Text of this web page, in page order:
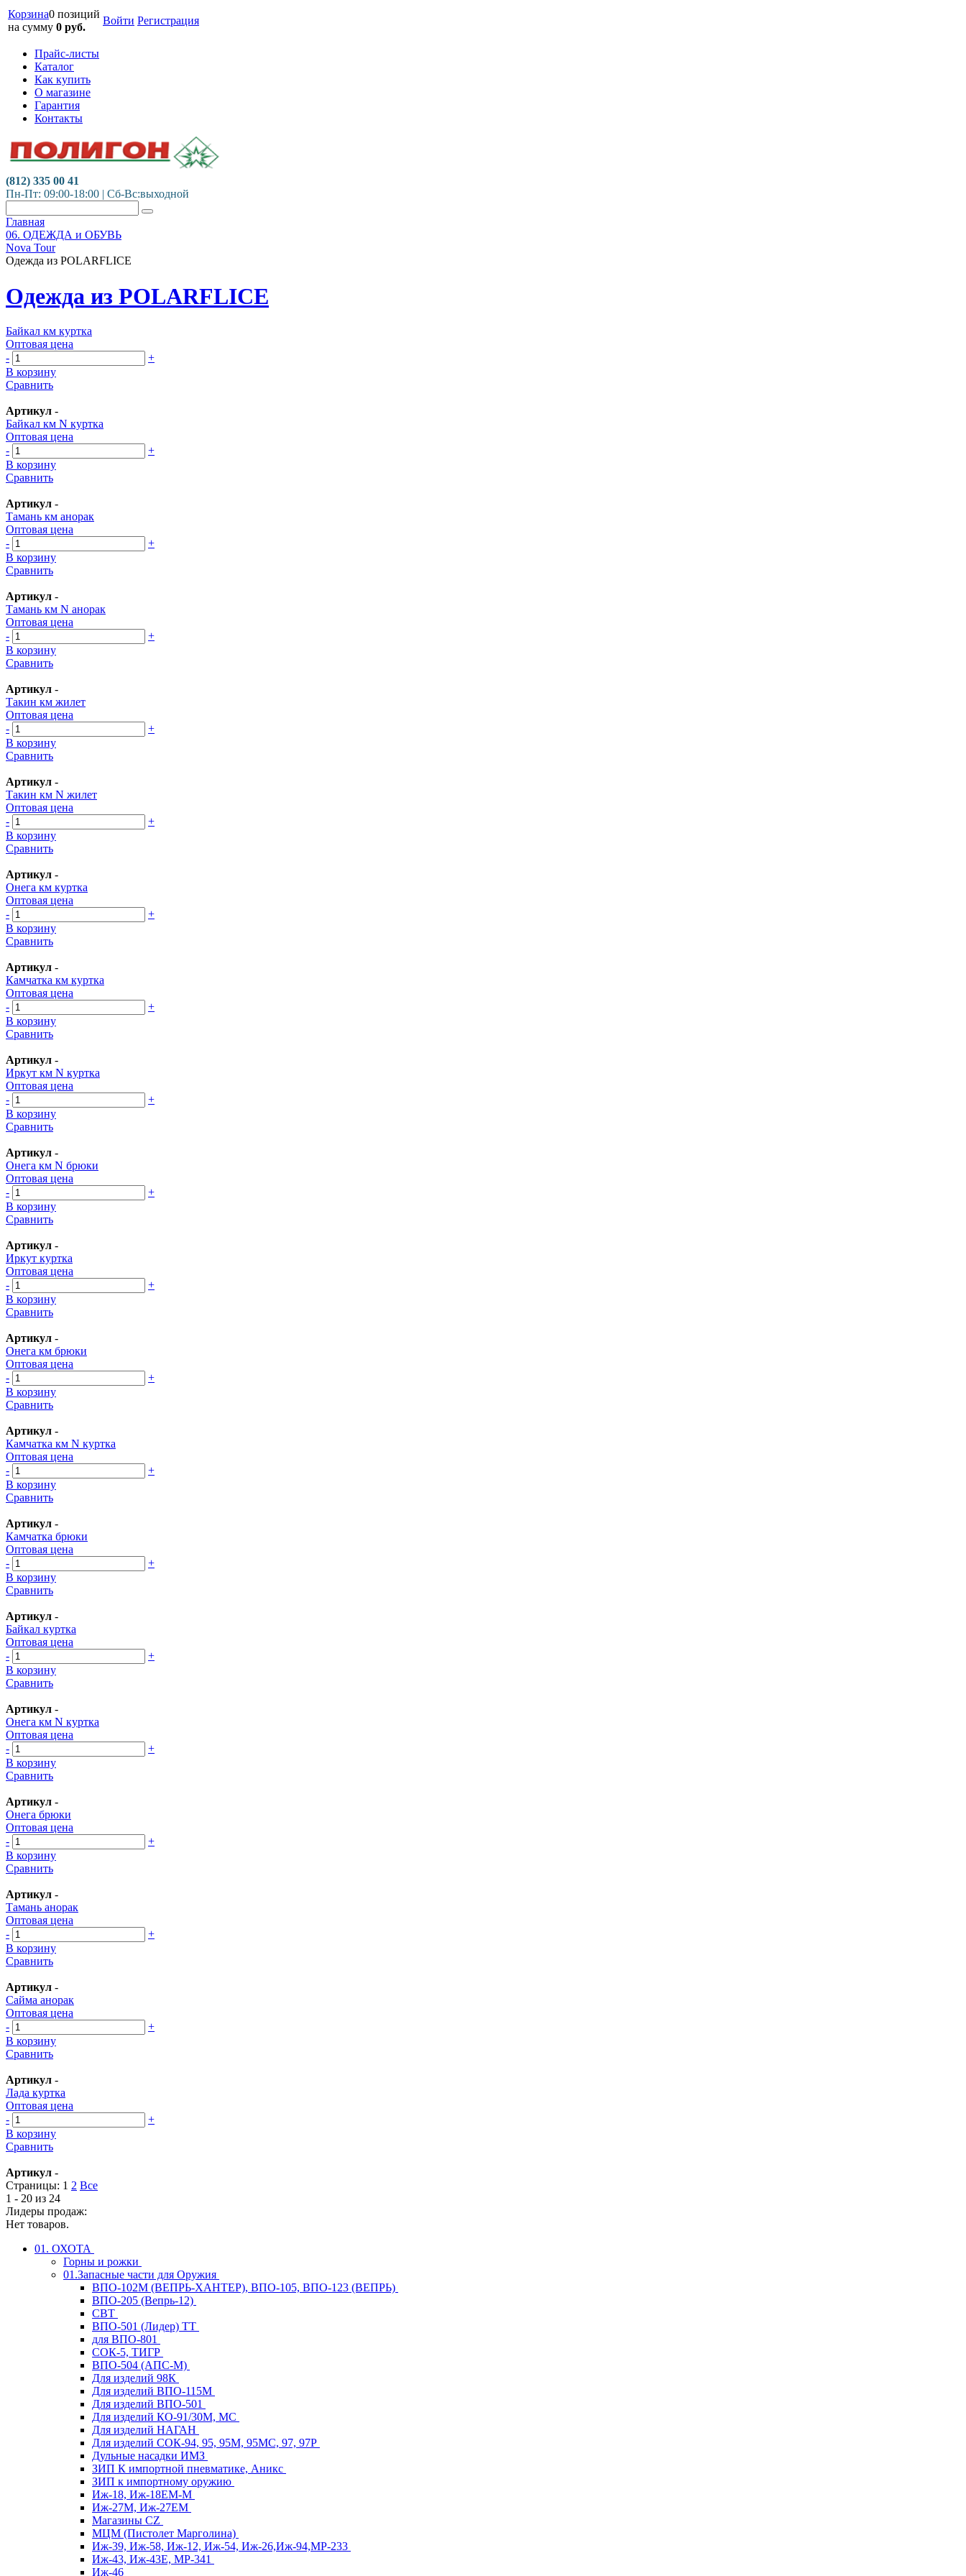
Корзина0 позиций
на сумму 0 руб.
Войти Регистрация
Прайс-листы
Каталог
Как купить
О магазине
Гарантия
Контакты
(812) 335 00 41
Пн-Пт: 09:00-18:00 | Сб-Вс:выходной
Главная
06. ОДЕЖДА и ОБУВЬ
Nova Tour
Одежда из POLARFLICE
Одежда из POLARFLICE
Байкал км куртка
Оптовая цена
-
+
В корзину
Сравнить
Артикул -
Байкал км N куртка
Оптовая цена
-
+
В корзину
Сравнить
Артикул -
Тамань км анорак
Оптовая цена
-
+
В корзину
Сравнить
Артикул -
Тамань км N анорак
Оптовая цена
-
+
В корзину
Сравнить
Артикул -
Такин км жилет
Оптовая цена
-
+
В корзину
Сравнить
Артикул -
Такин км N жилет
Оптовая цена
-
+
В корзину
Сравнить
Артикул -
Онега км куртка
Оптовая цена
-
+
В корзину
Сравнить
Артикул -
Камчатка км куртка
Оптовая цена
-
+
В корзину
Сравнить
Артикул -
Иркут км N куртка
Оптовая цена
-
+
В корзину
Сравнить
Артикул -
Онега км N брюки
Оптовая цена
-
+
В корзину
Сравнить
Артикул -
Иркут куртка
Оптовая цена
-
+
В корзину
Сравнить
Артикул -
Онега км брюки
Оптовая цена
-
+
В корзину
Сравнить
Артикул -
Камчатка км N куртка
Оптовая цена
-
+
В корзину
Сравнить
Артикул -
Камчатка брюки
Оптовая цена
-
+
В корзину
Сравнить
Артикул -
Байкал куртка
Оптовая цена
-
+
В корзину
Сравнить
Артикул -
Онега км N куртка
Оптовая цена
-
+
В корзину
Сравнить
Артикул -
Онега брюки
Оптовая цена
-
+
В корзину
Сравнить
Артикул -
Тамань анорак
Оптовая цена
-
+
В корзину
Сравнить
Артикул -
Сайма анорак
Оптовая цена
-
+
В корзину
Сравнить
Артикул -
Лада куртка
Оптовая цена
-
+
В корзину
Сравнить
Артикул -
Страницы: 1 2 Все
1 - 20 из 24
Лидеры продаж:
Нет товаров.
01. ОХОТА
Горны и рожки
01.Запасные части для Оружия
ВПО-102М (ВЕПРЬ-ХАНТЕР), ВПО-105, ВПО-123 (ВЕПРЬ)
ВПО-205 (Вепрь-12)
СВТ
ВПО-501 (Лидер) ТТ
для ВПО-801
СОК-5, ТИГР
ВПО-504 (АПС-М)
Для изделий 98К
Для изделий ВПО-115М
Для изделий ВПО-501
Для изделий КО-91/30М, МС
Для изделий НАГАН
Для изделий СОК-94, 95, 95М, 95МС, 97, 97Р
Дульные насадки ИМЗ
ЗИП К импортной пневматике, Аникс
ЗИП к импортному оружию
Иж-18, Иж-18ЕМ-М
Иж-27М, Иж-27ЕМ
Магазины CZ
МЦМ (Пистолет Марголина)
Иж-39, Иж-58, Иж-12, Иж-54, Иж-26,Иж-94,МР-233
Иж-43, Иж-43Е, МР-341
Иж-46